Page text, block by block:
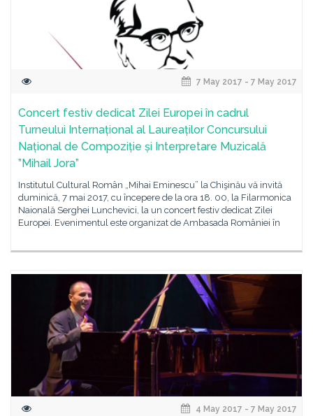
7 May 2017 - 7 May 2017
Concert festiv dedicat Zilei Europei în cadrul
Turneului Internațional al Laureaților Concursului
Național de Compoziție și Interpretare Muzicală
”Mihail Jora”
Institutul Cultural Român „Mihai Eminescu” la Chişinău vă invită
duminică, 7 mai 2017, cu începere de la ora 18. 00, la Filarmonica
Naională Serghei Lunchevici, la un concert festiv dedicat Zilei
Europei. Evenimentul este organizat de Ambasada României în
4 May 2017 - 7 May 2017